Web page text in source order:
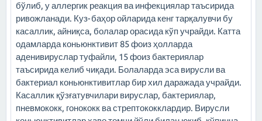
бўлиб, у аллергик реакция ва инфекциялар таъсирида
ривожланади. Куз-баҳор ойларида кенг тарқалувчи бу
касаллик, айниқса, болалар орасида кўп учрайди. Катта
одамларда коньюнктивит 85 фоиз ҳолларда
аденивируслар туфайли, 15 фоиз бактериялар
таъсирида келиб чиқади. Болаларда эса вирусли ва
бактериал коньюнктивитлар бир хил даражада учрайди.
Касаллик қўзғатувчилари вируслар, бактериялар,
пневмококк, гонококк ва стрептококклардир. Вирусли